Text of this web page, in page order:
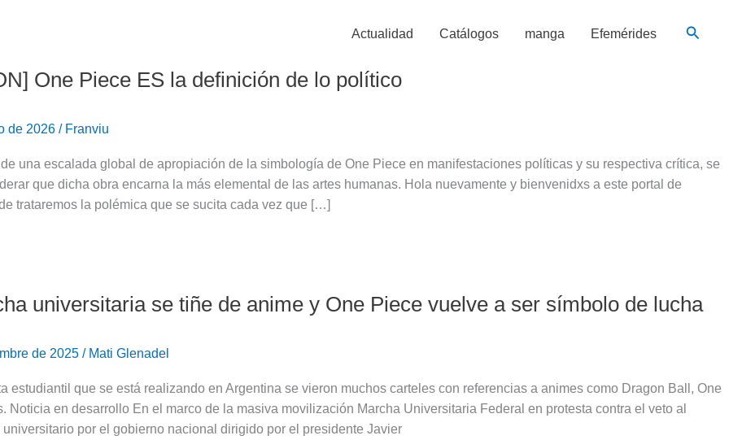
Actualidad Catálogos manga Efemérides
One Piece ES la definición de lo político
de 2026 / Franviu
una escalada global de apropiación de la simbología de One Piece en manifestaciones políticas y su respectiva crítica, se
que dicha obra encarna la más elemental de las artes humanas. Hola nuevamente y bienvenidxs a este portal de
trataremos la polémica que se sucita cada vez que […]
universitaria se tiñe de anime y One Piece vuelve a ser símbolo de lucha
de 2025 / Mati Glenadel
estudiantil que se está realizando en Argentina se vieron muchos carteles con referencias a animes como Dragon Ball, One
Noticia en desarrollo En el marco de la masiva movilización Marcha Universitaria Federal en protesta contra el veto al
universitario por el gobierno nacional dirigido por el presidente Javier